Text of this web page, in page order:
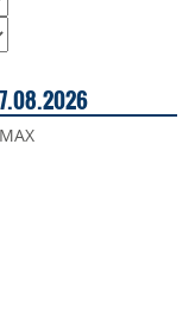
MAX